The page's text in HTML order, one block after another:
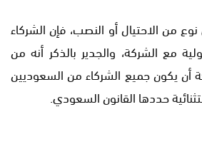
من الاحتيال أو النصب، فإن الشركاء
مع الشركة، والجدير بالذكر أنه من
يكون جميع الشركاء من السعوديين
حددها القانون السعودي.